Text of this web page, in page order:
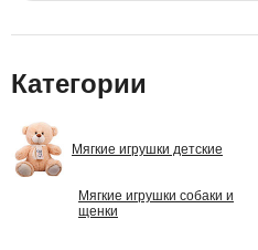
Категории
Мягкие игрушки детские
Мягкие игрушки собаки и
щенки